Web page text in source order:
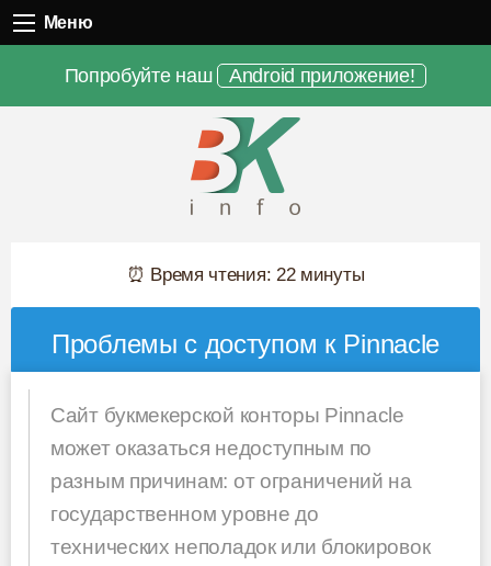
Меню
Попробуйте наш Android приложение!
⏰ Время чтения: 22 минуты
Проблемы с доступом к Pinnacle
Сайт букмекерской конторы Pinnacle
может оказаться недоступным по
разным причинам: от ограничений на
государственном уровне до
технических неполадок или блокировок